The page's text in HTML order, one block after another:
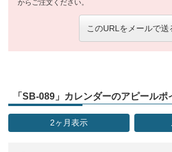
からご注文ください。
このURLをメールで送
「SB-089」カレンダーのアピールポ
2ヶ月表示